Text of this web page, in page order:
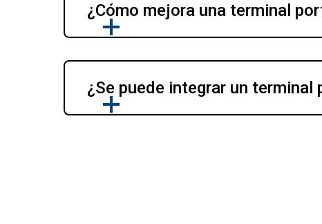
¿Cómo mejora una terminal
¿Se puede integrar un